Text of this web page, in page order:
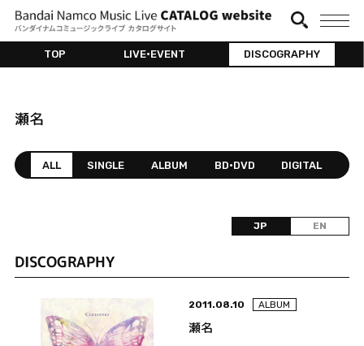
TOP LIVE•EVENT DISCOGRAPHY
瀬名
ALL SINGLE ALBUM BD•DVD DIGITAL
JP EN
DISCOGRAPHY
2011.08.10 ALBUM
瀬名